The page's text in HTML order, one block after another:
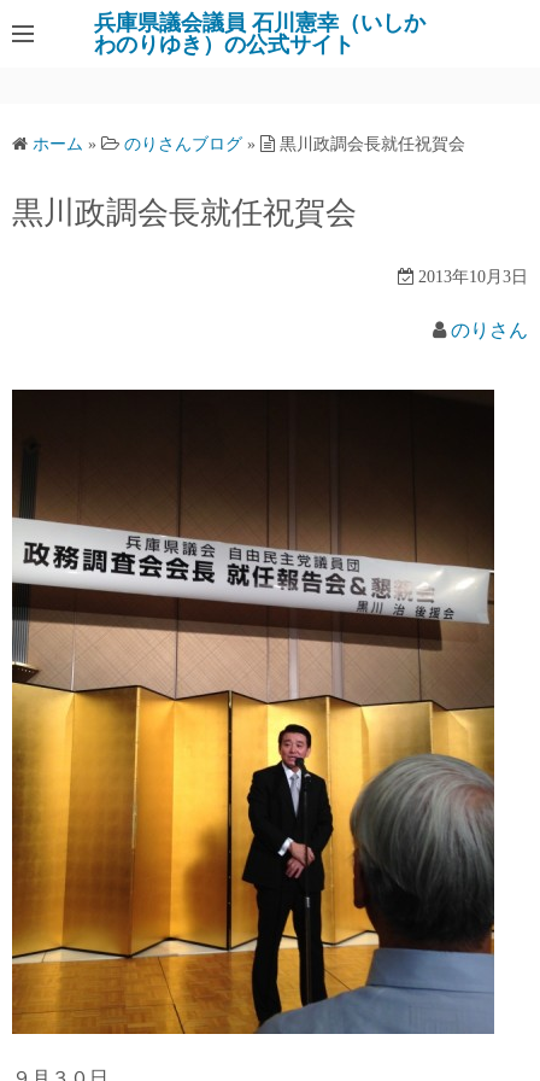
ン
ツ
ス
キ
兵庫県議会議員 石川憲幸（いしか
わのりゆき）の公式サイト
ホーム » のりさんブログ » 黒川政調会長就任祝賀会
黒川政調会長就任祝賀会
2013年10月3日
のりさん